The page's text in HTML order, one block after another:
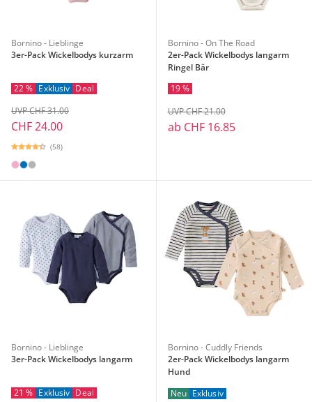
Bornino - Lieblinge
3er-Pack Wickelbodys kurzarm
22 % Exklusiv Deal
CHF 24.00
UVP CHF 31.00
(58)
Bornino - On The Road
2er-Pack Wickelbodys langarm
Ringel Bär
19 %
ab CHF 16.85
UVP CHF 21.00
Bornino - Lieblinge
3er-Pack Wickelbodys langarm
21 % Exklusiv Deal
Bornino - Cuddly Friends
2er-Pack Wickelbodys langarm
Hund
Neu Exklusiv